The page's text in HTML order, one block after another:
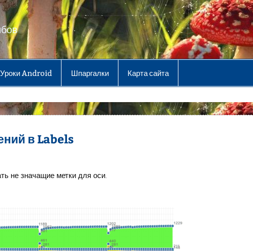
Уроки Android Шпаргалки Карта сайта
в Labels
не значащие метки для оси.